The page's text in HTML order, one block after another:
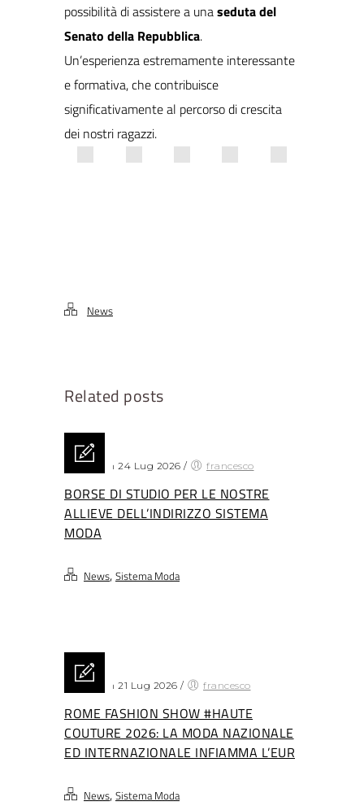
possibilità di assistere a unaseduta del
Senato della Repubblica.
Un’esperienza estremamente interessante
e formativa, che contribuisce
significativamente al percorso di crescita
dei nostri ragazzi.
News
Related posts
Posted on 24 Lug 2026 / francesco
BORSE DI STUDIO PER LE NOSTRE
ALLIEVE DELL’INDIRIZZO SISTEMA
MODA
News, Sistema Moda
Posted on 21 Lug 2026 / francesco
ROME FASHION SHOW #HAUTE
COUTURE 2026: LA MODA NAZIONALE
ED INTERNAZIONALE INFIAMMA L’EUR
News, Sistema Moda